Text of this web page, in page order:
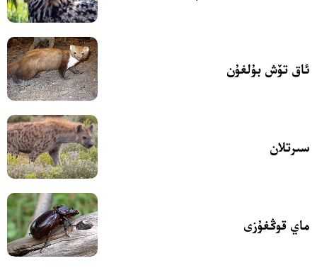
ئاق تۆش بۇلغۇن
سىرتلان
ماي قوڭغۇزى